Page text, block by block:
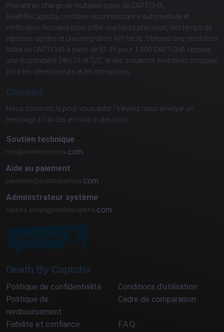
Prenant en charge de multiples types de CAPTCHA,
DeathByCaptcha combine reconnaissance automatisée et
vérification humaine pour offrir une haute précision, des temps de
réponse rapides et une intégration API facile. Obtenez une résolution
fiable de CAPTCHA à partir de $1.39 pour 1,000 CAPTCHA résolus,
une disponibilité 24h/24 et 7j/7, et des solutions évolutives conçues
pour les développeurs et les entreprises.
Contact
Nous sommes là pour vous aider ! Veuillez nous envoyer un
message à l'un des e-mails ci-dessous :
Soutien technique
com
Aide au paiement
com
Administrateur système
com
Death By Captcha
Politique de confidentialité
Conditions d'utilisation
Politique de
remboursement
Cadre de comparaison
Fiabilite et confiance F.A.Q.